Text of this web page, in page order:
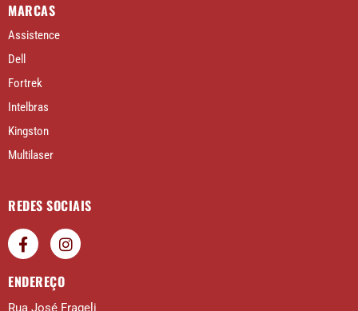
MARCAS
Assistence
Dell
Fortrek
Intelbras
Kingston
Multilaser
REDES SOCIAIS
ENDEREÇO
Rua José Frageli